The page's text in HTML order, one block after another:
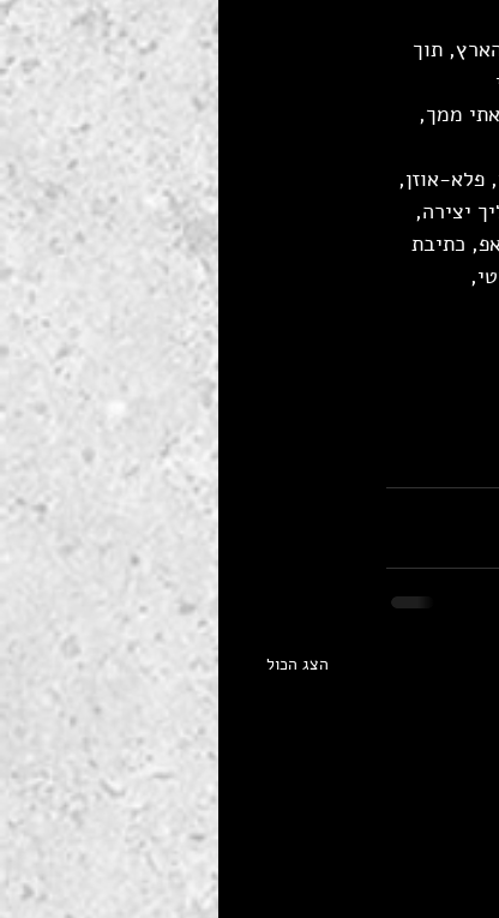
תוך
באתי ממך,
פלא-אוזן,
יצירה,
כתיבת
הצג הכול